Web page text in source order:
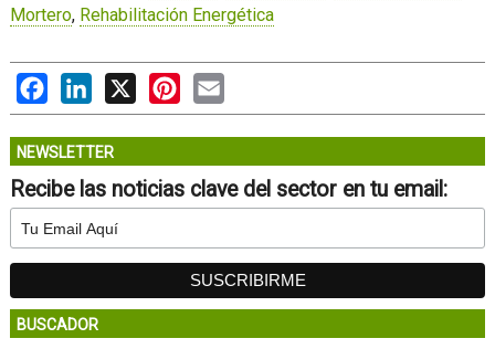
Mortero, Rehabilitación Energética
FacebookLinkedIn
X PinterestEmail
NEWSLETTER
Recibe las noticias clave del sector en tu email:
BUSCADOR